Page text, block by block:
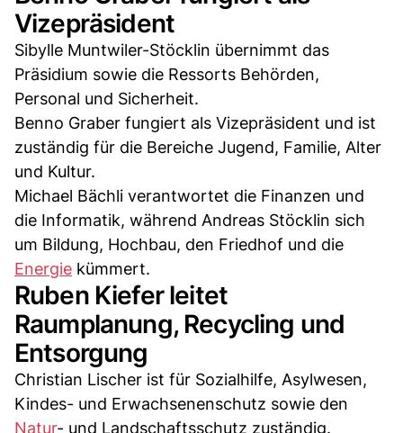
Vizepräsident
Sibylle Muntwiler-Stöcklin übernimmt das
Präsidium sowie die Ressorts Behörden,
Personal und Sicherheit.
Benno Graber fungiert als Vizepräsident und ist
zuständig für die Bereiche Jugend, Familie, Alter
und Kultur.
Michael Bächli verantwortet die Finanzen und
die Informatik, während Andreas Stöcklin sich
um Bildung, Hochbau, den Friedhof und die
Energie kümmert.
Ruben Kiefer leitet
Raumplanung, Recycling und
Entsorgung
Christian Lischer ist für Sozialhilfe, Asylwesen,
Kindes- und Erwachsenenschutz sowie den
Natur- und Landschaftsschutz zuständig.